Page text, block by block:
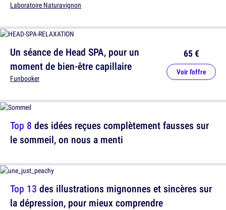
Un séance de Head SPA, pour un
moment de bien-être capillaire
Funbooker
65 €
Voir l'offre
Top 13 des illustrations mignonnes et sincères sur
la dépression, pour mieux comprendre
Laboratoire Naturavignon
Top 8 des idées reçues complètement fausses sur
le sommeil, on nous a menti